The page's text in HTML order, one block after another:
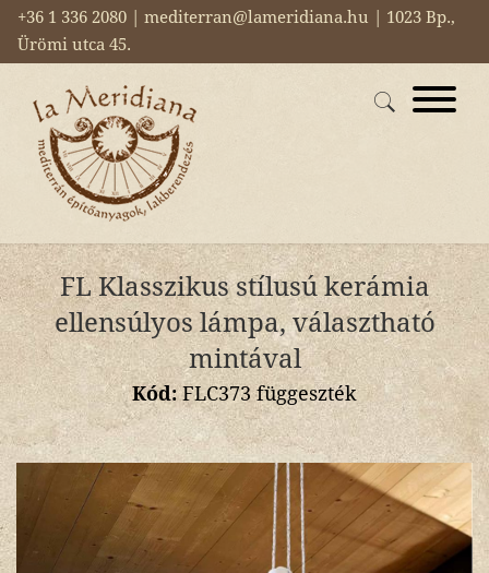
+36 1 336 2080 | mediterran@lameridiana.hu | 1023 Bp.,
Ürömi utca 45.
FL Klasszikus stílusú kerámia
ellensúlyos lámpa, választható
mintával
Kód:FLC373 függeszték